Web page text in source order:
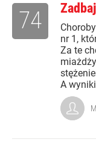
nr 1,
Za te
A
74